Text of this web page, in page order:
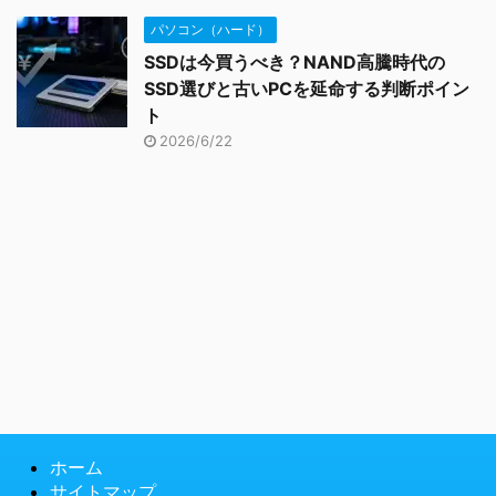
パソコン（ハード）
SSDは今買うべき？NAND高騰時代の
SSD選びと古いPCを延命する判断ポイン
ト
2026/6/22
ホーム
サイトマップ